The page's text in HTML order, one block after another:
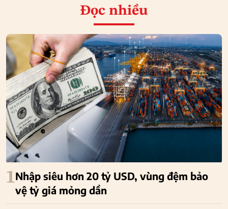
Đọc nhiều
1Nhập siêu hơn 20 tỷ USD, vùng đệm bảo
vệ tỷ giá mỏng dần